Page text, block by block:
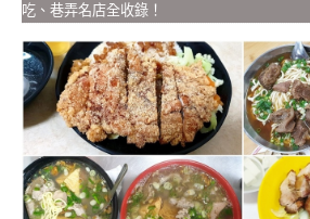
吃、巷弄名店全收錄！